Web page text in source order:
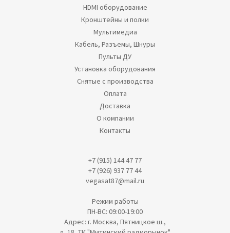
HDMI оборудование
Кронштейны и полки
Мультимедиа
Кабель, Разъемы, Шнуры
Пульты ДУ
Установка оборудования
Снятые с производства
Оплата
Доставка
О компании
Контакты
+7 (915) 144 47 77
+7 (926) 937 77 44
vegasat87@mail.ru
Режим работы
ПН-ВС: 09:00-19:00
Адрес: г. Москва, Пятницкое ш.,